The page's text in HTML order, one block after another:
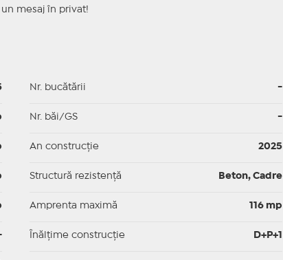
mesaj în privat!
Nr. bucătării -
Nr. băi/GS -
An construcție 2025
Structură rezistență Beton, Cadre
Amprenta maximă 116 mp
Înălțime construcție D+P+1